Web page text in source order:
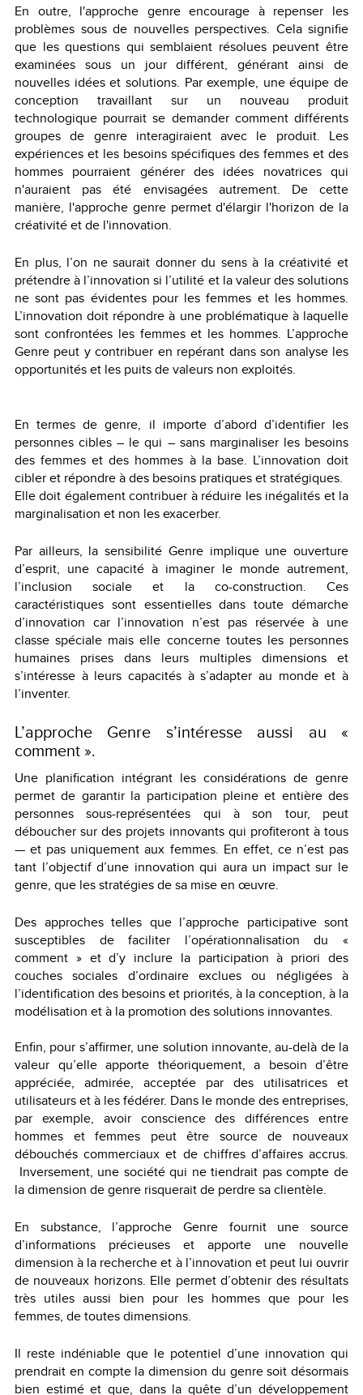
En outre, l'approche genre encourage à repenser les
problèmes sous de nouvelles perspectives. Cela signifie
que les questions qui semblaient résolues peuvent être
examinées sous un jour différent, générant ainsi de
nouvelles idées et solutions. Par exemple, une équipe de
conception travaillant sur un nouveau produit
technologique pourrait se demander comment différents
groupes de genre interagiraient avec le produit. Les
expériences et les besoins spécifiques des femmes et des
hommes pourraient générer des idées novatrices qui
n'auraient pas été envisagées autrement. De cette
manière, l'approche genre permet d'élargir l'horizon de la
créativité et de l'innovation.
En plus, l’on ne saurait donner du sens à la créativité et
prétendre à l’innovation si l’utilité et la valeur des solutions
ne sont pas évidentes pour les femmes et les hommes.
L’innovation doit répondre à une problématique à laquelle
sont confrontées les femmes et les hommes. L’approche
Genre peut y contribuer en repérant dans son analyse les
opportunités et les puits de valeurs non exploités.
En termes de genre, il importe d’abord d’identifier les
personnes cibles – le qui – sans marginaliser les besoins
des femmes et des hommes à la base. L’innovation doit
cibler et répondre à des besoins pratiques et stratégiques.
Elle doit également contribuer à réduire les inégalités et la
marginalisation et non les exacerber.
Par ailleurs, la sensibilité Genre implique une ouverture
d’esprit, une capacité à imaginer le monde autrement,
l’inclusion sociale et la co-construction. Ces
caractéristiques sont essentielles dans toute démarche
d’innovation car l’innovation n’est pas réservée à une
classe spéciale mais elle concerne toutes les personnes
humaines prises dans leurs multiples dimensions et
s’intéresse à leurs capacités à s’adapter au monde et à
l’inventer.
L’approche Genre s’intéresse aussi au «
comment ».
Une planification intégrant les considérations de genre
permet de garantir la participation pleine et entière des
personnes sous-représentées qui à son tour, peut
déboucher sur des projets innovants qui profiteront à tous
— et pas uniquement aux femmes. En effet, ce n’est pas
tant l’objectif d’une innovation qui aura un impact sur le
genre, que les stratégies de sa mise en œuvre.
Des approches telles que l’approche participative sont
susceptibles de faciliter l’opérationnalisation du «
comment » et d’y inclure la participation à priori des
couches sociales d’ordinaire exclues ou négligées à
l’identification des besoins et priorités, à la conception, à la
modélisation et à la promotion des solutions innovantes.
Enfin, pour s’affirmer, une solution innovante, au-delà de la
valeur qu’elle apporte théoriquement, a besoin d’être
appréciée, admirée, acceptée par des utilisatrices et
utilisateurs et à les fédérer. Dans le monde des entreprises,
par exemple, avoir conscience des différences entre
hommes et femmes peut être source de nouveaux
débouchés commerciaux et de chiffres d’affaires accrus.
Inversement, une société qui ne tiendrait pas compte de
la dimension de genre risquerait de perdre sa clientèle.
En substance, l’approche Genre fournit une source
d’informations précieuses et apporte une nouvelle
dimension à la recherche et à l’innovation et peut lui ouvrir
de nouveaux horizons. Elle permet d’obtenir des résultats
très utiles aussi bien pour les hommes que pour les
femmes, de toutes dimensions.
Il reste indéniable que le potentiel d’une innovation qui
prendrait en compte la dimension du genre soit désormais
bien estimé et que, dans la quête d’un développement